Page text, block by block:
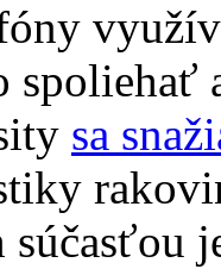
spoliehať
sa